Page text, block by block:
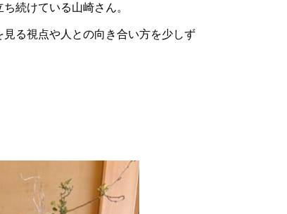
続けている山崎さん。
る視点や人との向き合い方を少しず